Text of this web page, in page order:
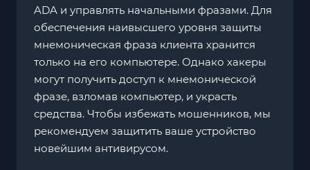
ADA и управлять начальными фразами. Для
обеспечения наивысшего уровня защиты
мнемоническая фраза клиента хранится
только на его компьютере. Однако хакеры
могут получить доступ к мнемонической
фразе, взломав компьютер, и украсть
средства. Чтобы избежать мошенников, мы
рекомендуем защитить ваше устройство
новейшим антивирусом.